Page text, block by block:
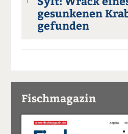
gesunkenen
gefunden
Fischmagazin